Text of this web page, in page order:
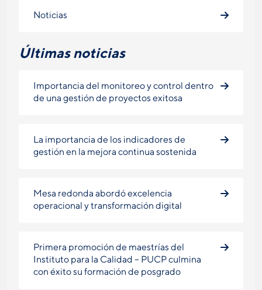
Noticias
Últimas noticias
Importancia del monitoreo y control dentro
de una gestión de proyectos exitosa
La importancia de los indicadores de
gestión en la mejora continua sostenida
Mesa redonda abordó excelencia
operacional y transformación digital
Primera promoción de maestrías del
Instituto para la Calidad – PUCP culmina
con éxito su formación de posgrado